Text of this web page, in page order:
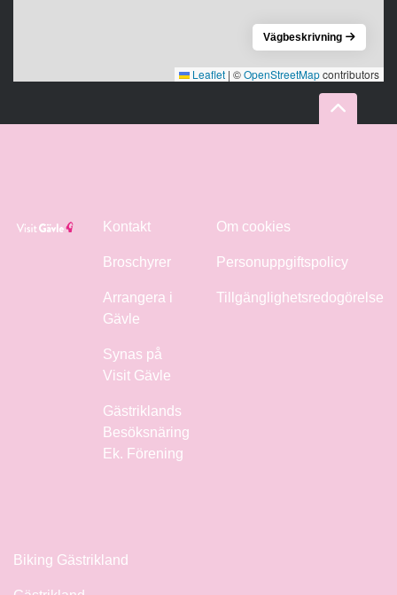
Leaflet | ©OpenStreetMapcontributors
Vägbeskrivning
Kontakt
Broschyrer
Arrangera i
Gävle
Synas på
Visit Gävle
Gästriklands
Besöksnäring
Ek. Förening
Om cookies
Personuppgiftspolicy
Tillgänglighetsredogörelse
Biking Gästrikland